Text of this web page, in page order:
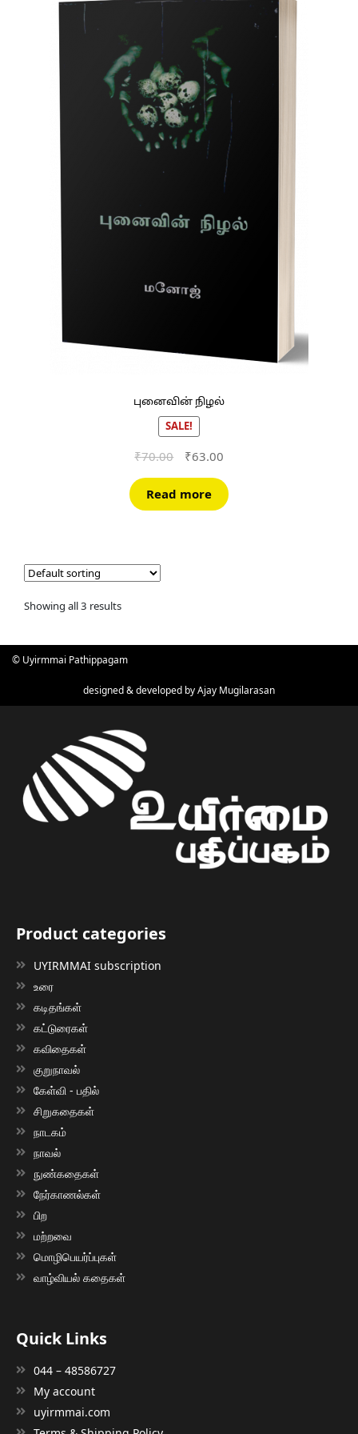
புனைவின் நிழல்
SALE!
₹70.00
Original
was:
₹70.00.
₹63.00Current
is:
₹63.00.
Read more
Showing all 3 results
© Uyirmmai Pathippagam
designed & developed byAjay Mugilarasan
Product categories
UYIRMMAI subscription
உரை
கடிதங்கள்
கட்டுரைகள்
கவிதைகள்
குறுநாவல்
கேள்வி - பதில்
சிறுகதைகள்
நாடகம்
நாவல்
நுண்கதைகள்
நேர்காணல்கள்
பிற
மற்றவை
மொழிபெயர்ப்புகள்
வாழ்வியல் கதைகள்
Quick Links
044 – 48586727
My account
uyirmmai.com